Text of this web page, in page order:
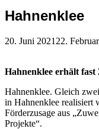
Hahnenklee
20. Juni 2021 22.
Hahnenklee erhält
Hahnenklee. Gleich
in Hahnenklee realisiert
Förderzusage aus
Projekte“.